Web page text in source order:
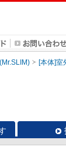
[本体]室